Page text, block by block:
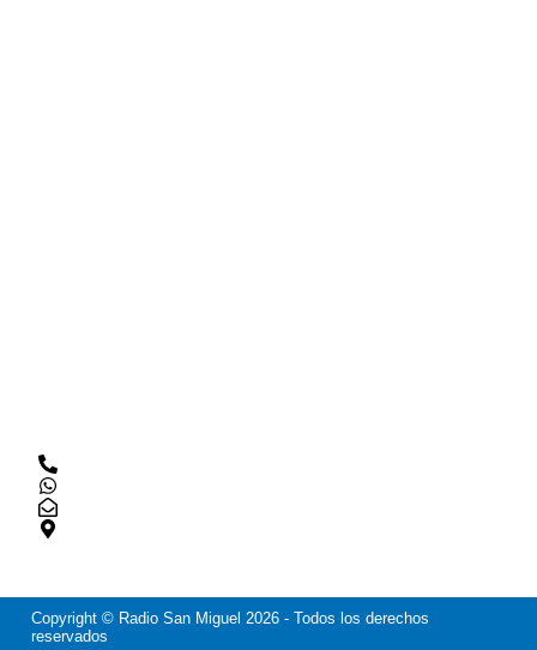
Copyright © Radio San Miguel 2026 - Todos los derechos
reservados